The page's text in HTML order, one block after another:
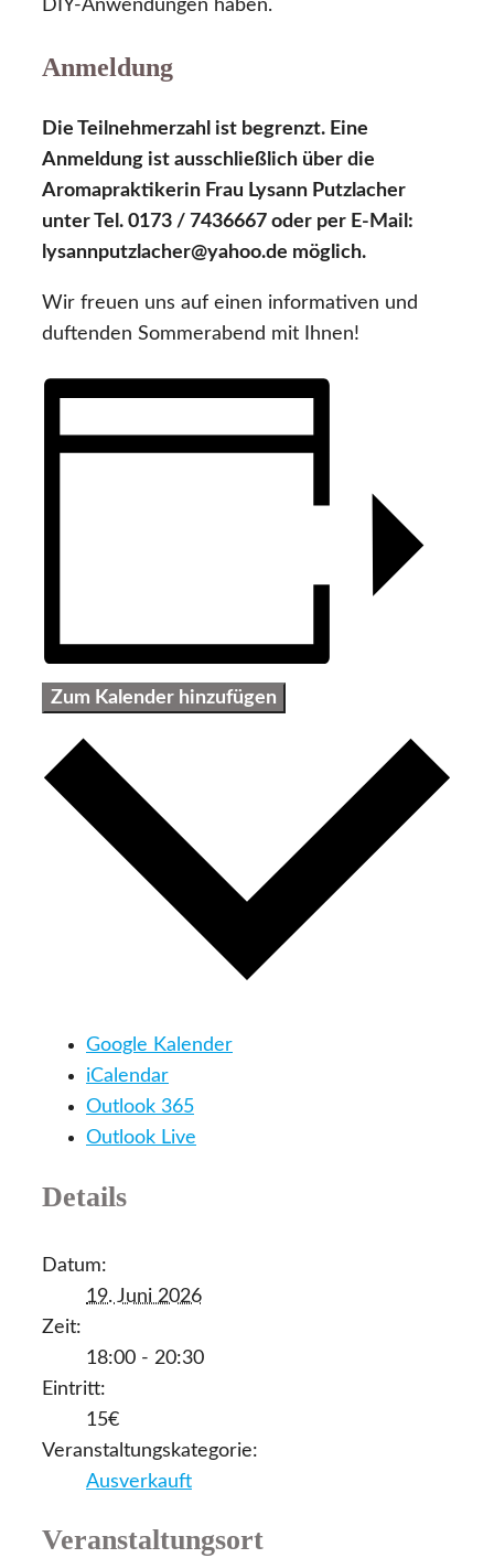
DIY-Anwendungen haben.
Anmeldung
Die Teilnehmerzahl ist begrenzt. Eine
Anmeldung ist ausschließlich über die
Aromapraktikerin Frau Lysann Putzlacher
unter Tel. 0173 / 7436667 oder per E-Mail:
lysannputzlacher@yahoo.de möglich.
Wir freuen uns auf einen informativen und
duftenden Sommerabend mit Ihnen!
Zum Kalender hinzufügen
Google Kalender
iCalendar
Outlook 365
Outlook Live
Details
Datum:
19. Juni 2026
Zeit:
18:00 - 20:30
Eintritt:
15€
Veranstaltungskategorie:
Ausverkauft
Veranstaltungsort